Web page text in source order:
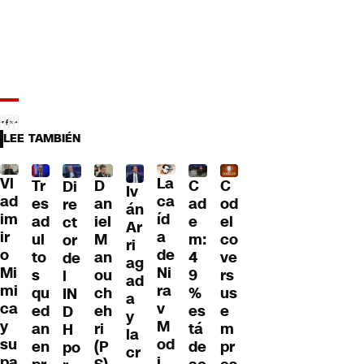
LEE TAMBIÉN
Vl
ad
im
ir
o
Mi
mi
ca
y
su
Tr
es
ad
ul
to
s
qu
ed
an
en
Di
re
ct
or
de
l
IN
D
H
po
D
an
iel
M
an
ou
ch
eh
ri
(P
Iv
án
Ar
ri
ag
ad
a
y
la
cr
La
ca
íd
a
de
Ni
ra
v
M
od
C
ad
e
m:
4
9
%
es
tá
de
C
od
el
co
ve
rs
us
e
m
pr